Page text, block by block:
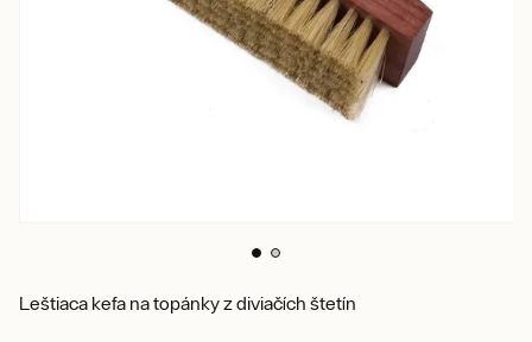
Leštiaca kefa na topánky z diviačích štetín